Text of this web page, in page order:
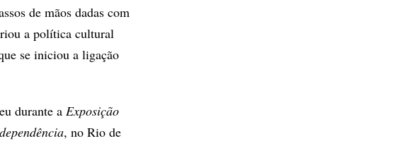
de mãos dadas com
a política cultural
se iniciou a ligação
durante a Exposição
, no Rio de